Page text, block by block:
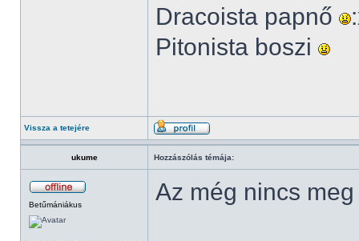
Dracoista papnő
Pitonista boszi
Vissza a tetejére
ukume Hozzászólás témája:
Betűmániákus Az még nincs